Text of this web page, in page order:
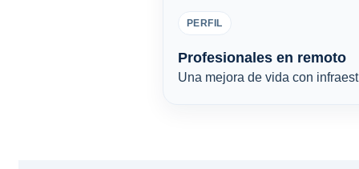
PERFIL
Profesionales en remoto
Una mejora de vida con